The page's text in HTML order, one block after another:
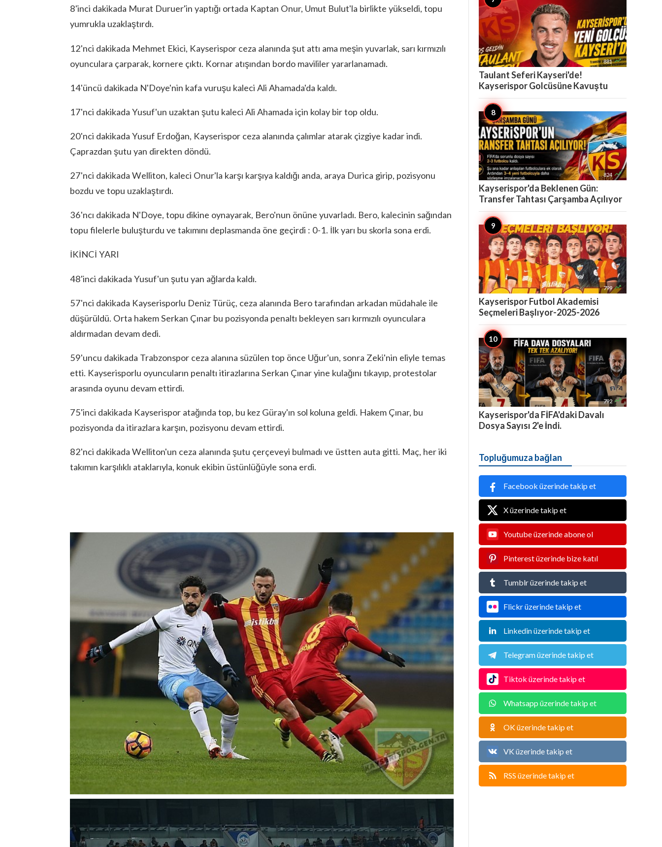
8'inci dakikada Murat Duruer'in yaptığı ortada Kaptan Onur, Umut Bulut'la birlikte yükseldi, topu
yumrukla uzaklaştırdı.
12'nci dakikada Mehmet Ekici, Kayserispor ceza alanında şut attı ama meşin yuvarlak, sarı kırmızılı
oyunculara çarparak, kornere çıktı. Kornar atışından bordo mavililer yararlanamadı.
14'üncü dakikada N'Doye'nin kafa vuruşu kaleci Ali Ahamada'da kaldı.
17'nci dakikada Yusuf'un uzaktan şutu kaleci Ali Ahamada için kolay bir top oldu.
20'nci dakikada Yusuf Erdoğan, Kayserispor ceza alanında çalımlar atarak çizgiye kadar indi.
Çaprazdan şutu yan direkten döndü.
27'nci dakikada Welliton, kaleci Onur'la karşı karşıya kaldığı anda, araya Durica girip, pozisyonu
bozdu ve topu uzaklaştırdı.
36'ncı dakikada N'Doye, topu dikine oynayarak, Bero'nun önüne yuvarladı. Bero, kalecinin sağından
topu filelerle buluşturdu ve takımını deplasmanda öne geçirdi : 0-1. İlk yarı bu skorla sona erdi.
İKİNCİ YARI
48'inci dakikada Yusuf'un şutu yan ağlarda kaldı.
57'nci dakikada Kayserisporlu Deniz Türüç, ceza alanında Bero tarafından arkadan müdahale ile
düşürüldü. Orta hakem Serkan Çınar bu pozisyonda penaltı bekleyen sarı kırmızılı oyunculara
aldırmadan devam dedi.
59'uncu dakikada Trabzonspor ceza alanına süzülen top önce Uğur'un, sonra Zeki'nin eliyle temas
etti. Kayserisporlu oyuncuların penaltı itirazlarına Serkan Çınar yine kulağını tıkayıp, protestolar
arasında oyunu devam ettirdi.
75'inci dakikada Kayserispor atağında top, bu kez Güray'ın sol koluna geldi. Hakem Çınar, bu
pozisyonda da itirazlara karşın, pozisyonu devam ettirdi.
82'nci dakikada Welliton'un ceza alanında şutu çerçeveyi bulmadı ve üstten auta gitti. Maç, her iki
takımın karşılıklı ataklarıyla, konuk ekibin üstünlüğüyle sona erdi.
881 
Taulant Seferi Kayseri'de!
Kayserispor Golcüsüne Kavuştu
824 
Kayserispor'da Beklenen Gün:
Transfer Tahtası Çarşamba Açılıyor
799 
Kayserispor Futbol Akademisi
Seçmeleri Başlıyor-2025-2026
792 
Kayserispor'da FİFA'daki Davalı
Dosya Sayısı 2'e İndi.
Topluğumuza bağlan
Facebook üzerinde takip et
X üzerinde takip et
Youtube üzerinde abone ol
Pinterest üzerinde bize katıl
Tumblr üzerinde takip et
Flickr üzerinde takip et
Linkedin üzerinde takip et
Telegram üzerinde takip et
Tiktok üzerinde takip et
Whatsapp üzerinde takip et
OK üzerinde takip et
VK üzerinde takip et
RSS üzerinde takip et